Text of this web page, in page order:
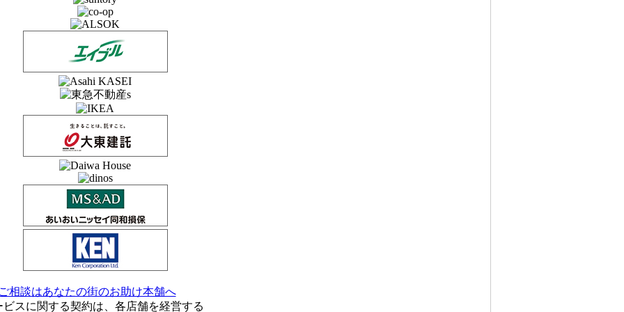
スに関する契約は、各店舗を経営する